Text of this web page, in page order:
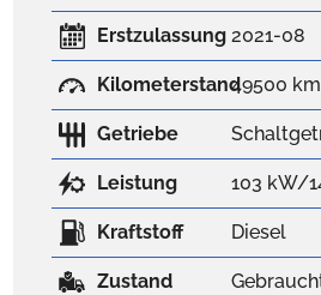
Erstzulassung 2021-08
Kilometerstand49500 km
Getriebe
Leistung 103 kW/
Kraftstoff Diesel
Zustand